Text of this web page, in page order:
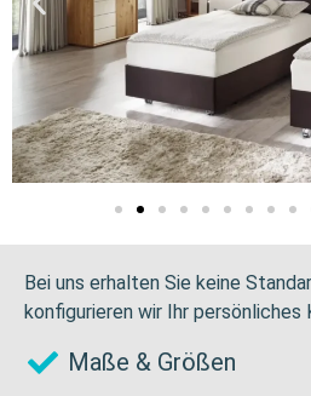
Bei uns erhalten Sie keine
konfigurieren wir Ihr
Maße & Größen